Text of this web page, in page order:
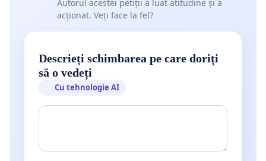
Autorul acestei petiții a luat atitudine și a
acționat. Veți face la fel?
Descrieți schimbarea pe care doriți
să o vedeți
Cu tehnologie AI